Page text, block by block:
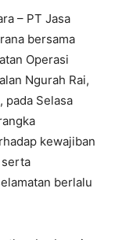
– PT Jasa
bersama
Operasi
Ngurah Rai,
pada Selasa
kewajiban
serta
berlalu